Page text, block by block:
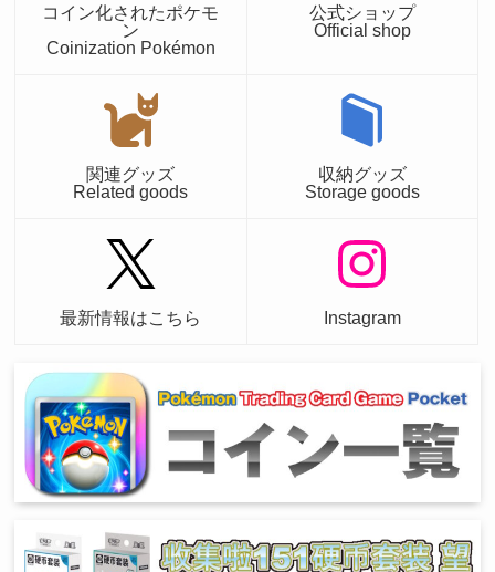
コイン化されたポケモ
ン
Coinization Pokémon
公式ショップ
Official shop
関連グッズ
Related goods
収納グッズ
Storage goods
最新情報はこちら Instagram